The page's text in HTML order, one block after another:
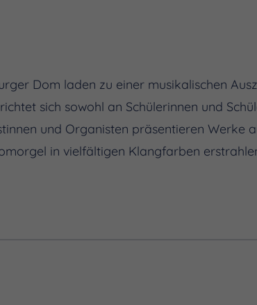
Dom laden zu einer musikalischen
sich sowohl an Schülerinnen und
und Organisten präsentieren Werke
in vielfältigen Klangfarben
Huth, bekannt aus dem Kinderkanal und